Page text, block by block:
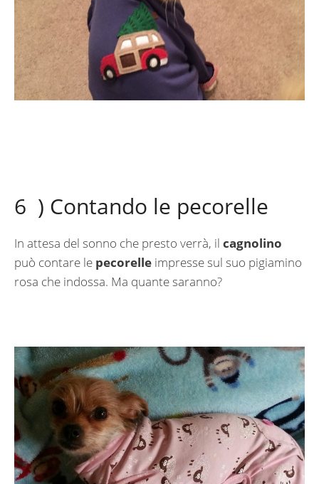
6 ) Contando le pecorelle
In attesa del sonno che presto verrà, il cagnolino
può contare le pecorelle impresse sul suo pigiamino
rosa che indossa. Ma quante saranno?